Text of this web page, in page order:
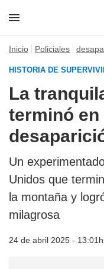
Inicio Policiales
HISTORIA DE
La
terminó en
Un
Unidos que
la montaña y
milagrosa
24 de abril 2025 -